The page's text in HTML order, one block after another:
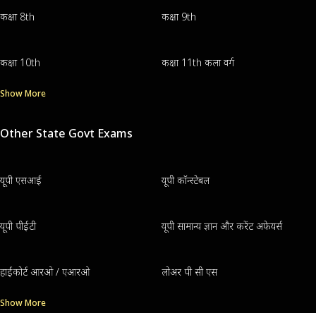
कक्षा 8th कक्षा 9th
कक्षा 10th कक्षा 11th कला वर्ग
Show More
Other State Govt Exams
यूपी एसआई यूपी कॉन्स्टेबल
यूपी पीईटी यूपी सामान्य ज्ञान और करेंट अफेयर्स
हाईकोर्ट आरओ / एआरओ लोअर पी सी एस
Show More